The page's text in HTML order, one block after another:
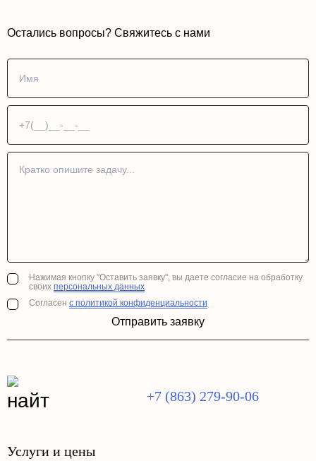
Остались вопросы? Свяжитесь с нами
Нажимая кнопку "Оставить заявку", вы даете согласие на обработку
своих персональных данных
Согласен с политикой конфиденциальности
Отправить заявку
+7 (863) 279-90-06
Услуги и цены